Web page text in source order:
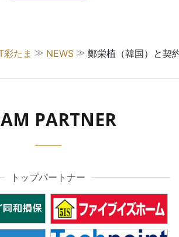
彩たま ≫ NEWS ≫ 鄭栄植（韓国）と契
PARTNER
トップパートナー